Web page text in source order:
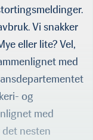
Vi snakker
eller lite? Vel,
med
og
med
nesten